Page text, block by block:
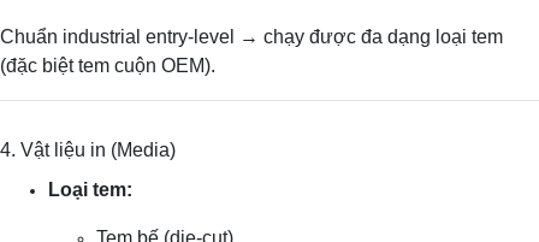
Chuẩn industrial entry-level → chạy được đa dạng loại tem
(đặc biệt tem cuộn OEM).
4. Vật liệu in (Media)
Loại tem:
Tem bế (die-cut)